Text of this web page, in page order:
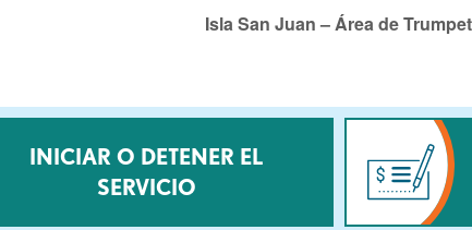
Isla San Juan – Área de
INICIAR O DETENER EL
SERVICIO